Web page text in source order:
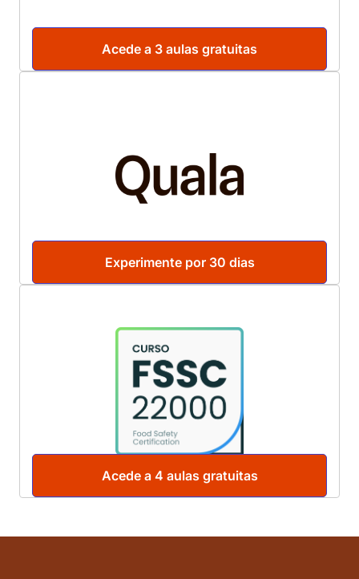
Acede a 3 aulas gratuitas
Experimente por 30 dias
Acede a 4 aulas gratuitas